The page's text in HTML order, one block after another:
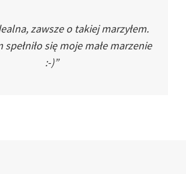
zawsze o takiej marzyłem.
spełniło się moje małe marzenie
:-)”